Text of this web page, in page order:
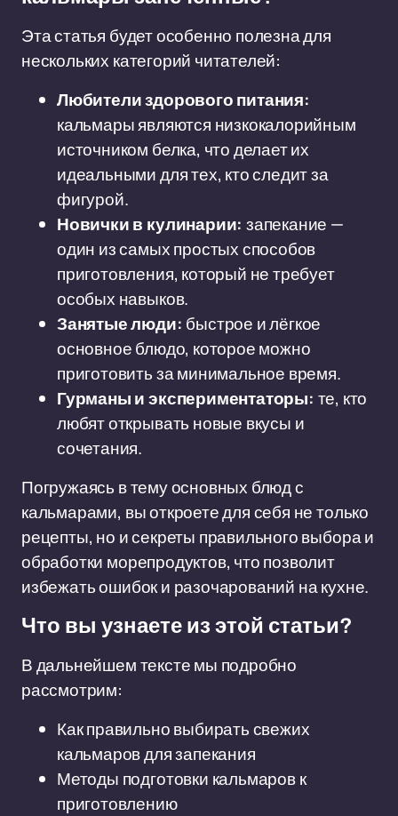
Эта статья будет особенно полезна для
нескольких категорий читателей:
Любители здорового питания:
кальмары являются низкокалорийным
источником белка, что делает их
идеальными для тех, кто следит за
фигурой.
Новички в кулинарии: запекание —
один из самых простых способов
приготовления, который не требует
особых навыков.
Занятые люди: быстрое и лёгкое
основное блюдо, которое можно
приготовить за минимальное время.
Гурманы и экспериментаторы: те, кто
любят открывать новые вкусы и
сочетания.
Погружаясь в тему основных блюд с
кальмарами, вы откроете для себя не только
рецепты, но и секреты правильного выбора и
обработки морепродуктов, что позволит
избежать ошибок и разочарований на кухне.
Что вы узнаете из этой статьи?
В дальнейшем тексте мы подробно
рассмотрим:
Как правильно выбирать свежих
кальмаров для запекания
Методы подготовки кальмаров к
приготовлению